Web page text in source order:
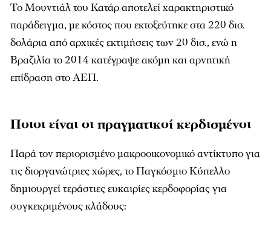
Το Μουντιάλ του Κατάρ αποτελεί χαρακτηριστικό
παράδειγμα, με κόστος που εκτοξεύτηκε στα 220 δισ.
δολάρια από αρχικές εκτιμήσεις των 20 δισ., ενώ η
Βραζιλία το 2014 κατέγραψε ακόμη και αρνητική
επίδραση στο ΑΕΠ.
Ποιοι είναι οι πραγματικοί κερδισμένοι
Παρά τον περιορισμένο μακροοικονομικό αντίκτυπο για
τις διοργανώτριες χώρες, το Παγκόσμιο Κύπελλο
δημιουργεί τεράστιες ευκαιρίες κερδοφορίας για
συγκεκριμένους κλάδους: